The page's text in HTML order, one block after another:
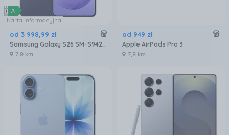
Karta informacyjna
od 3 998,99 zł
Samsung Galaxy S26 SM-S942 12/256GB Fioletowy
7,9 km
od 949 zł
Apple AirPods Pro 3
7,9 km